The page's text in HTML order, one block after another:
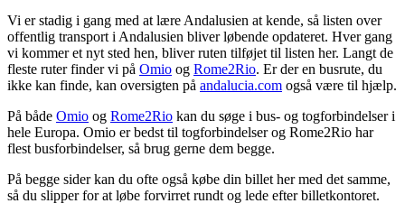
Vi er stadig i gang med at lære Andalusien at kende, så listen over
offentlig transport i Andalusien bliver løbende opdateret. Hver gang
vi kommer et nyt sted hen, bliver ruten tilføjet til listen her. Langt de
fleste ruter finder vi på Omio og Rome2Rio. Er der en busrute, du
ikke kan finde, kan oversigten på andalucia.com også være til hjælp.
På både Omio og Rome2Rio kan du søge i bus- og togforbindelser i
hele Europa. Omio er bedst til togforbindelser og Rome2Rio har
flest busforbindelser, så brug gerne dem begge.
På begge sider kan du ofte også købe din billet her med det samme,
så du slipper for at løbe forvirret rundt og lede efter billetkontoret.